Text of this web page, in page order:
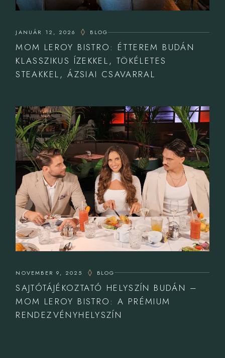
JANUÁR 12, 2026 BLOG
MOM LEROY BISTRO: ÉTTEREM BUDÁN
KLASSZIKUS ÍZEKKEL, TÖKÉLETES
STEAKKEL, ÁZSIAI CSAVARRAL
NOVEMBER 9, 2025 BLOG
SAJTÓTÁJÉKOZTATÓ HELYSZÍN BUDÁN –
MOM LEROY BISTRO: A PRÉMIUM
RENDEZVÉNYHELYSZÍN